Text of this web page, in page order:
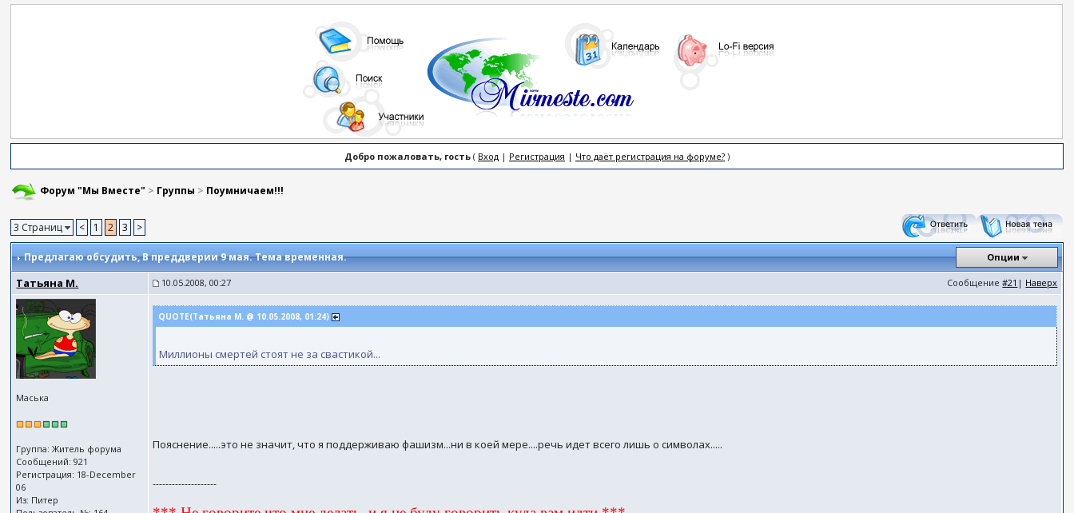
Добро пожаловать, гость( Вход| Регистрация | Что даёт регистрация на форуме?)
Форум "Мы Вместе" > Группы > Поумничаем!!!
3 Страниц < 1 2 3 >
Предлагаю обсудить, В преддверии 9 мая. Тема временная. Опции
Татьяна М. 10.05.2008, 00:27 Сообщение#21 | Наверх
Маська
Группа: Житель форума
Сообщений: 921
Регистрация: 18-December
06
Из: Питер
QUOTE(Татьяна М. @ 10.05.2008, 01:24)
Миллионы смертей стоят не за свастикой...
Пояснение.....это не значит, что я поддерживаю фашизм...ни в коей мере....речь идет всего лишь о символах.....
--------------------